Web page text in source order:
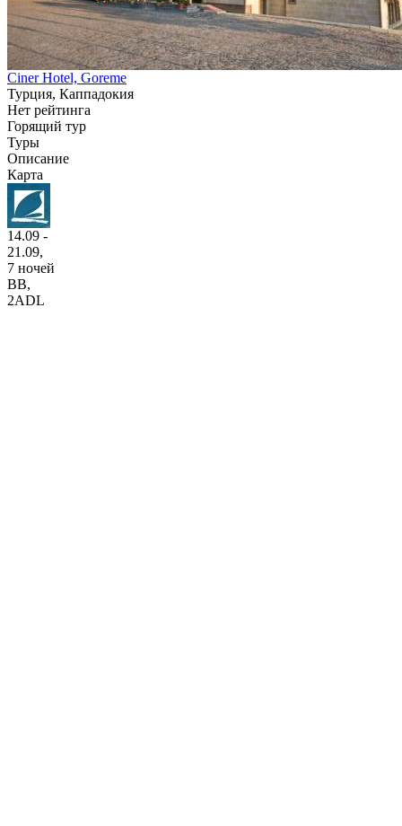
Ciner Hotel, Goreme
Турция, Каппадокия
Нет рейтинга
Горящий тур
Туры
Описание
Карта
14.09 -
21.09,
7 ночей
BB,
2ADL